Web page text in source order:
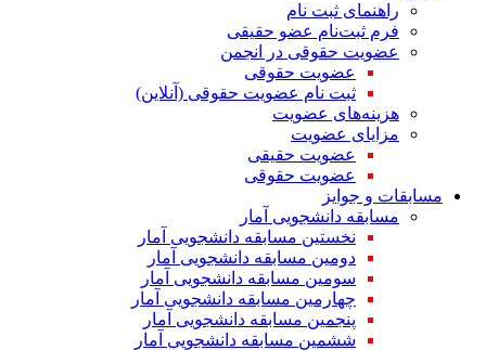
راهنمای ثبت نام
فرم ثبت‌نام عضو حقیقی
عضویت حقوقی در انجمن
عضویت حقوقی
ثبت نام عضویت حقوقی (آنلاین)
هزینه‌های عضویت
مزایای عضویت
عضویت حقیقی
عضویت حقوقی
مسابقات و جوایز
مسابقه دانشجویی آمار
نخستین مسابقه دانشجویی آمار
دومین مسابقه دانشجویی آمار
سومین مسابقه دانشجویی آمار
چهارمین مسابقه دانشجویی آمار
پنجمین مسابقه دانشجویی آمار
ششمین مسابقه دانشجویی آمار